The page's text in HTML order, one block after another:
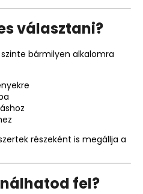
választani?
bármilyen alkalomra
részeként is megállja a
fel?